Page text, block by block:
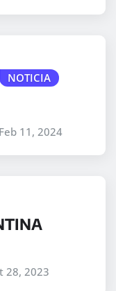
NOTICIA
Feb 11, 2024
28, 2023